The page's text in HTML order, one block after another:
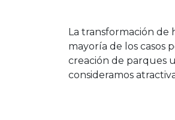
La transformación de
mayoría de los casos
creación de parques
consideramos